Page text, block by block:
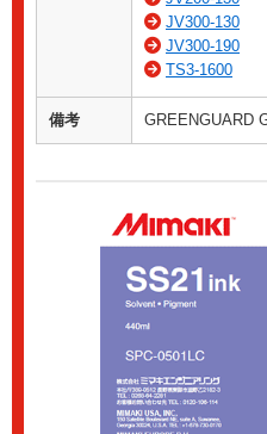
JV300-130
JV300-190
TS3-1600
備考 GREENGUARD